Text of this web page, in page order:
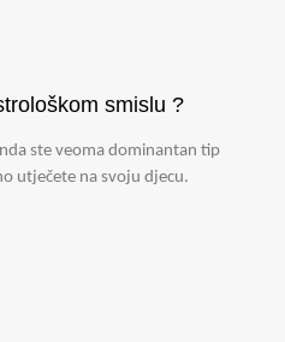
smislu ?
ste veoma dominantan tip
utječete na svoju djecu.